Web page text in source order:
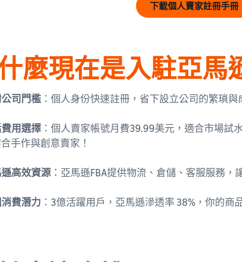
下載個人賣家註冊手冊
麼現在是入駐亞馬
司門檻 ：個人身份快速註冊，省下設立公司的繁瑣與
用選擇 ：個人賣家帳號月費39.99美元，適合市場試
手作與創意賣家！
高效資源 ：亞馬遜FBA提供物流、倉儲、客服服務，
費潛力 ：3億活躍用戶，亞馬遜滲透率 38%，你的商